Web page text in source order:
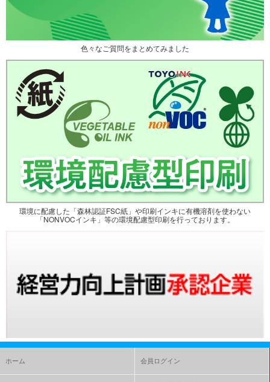
色々なご質問をまとめてみました
環境に配慮した「森林認証FSC紙」や印刷インキに有機溶剤を使わない
「NONVOCインキ」等の環境配慮型印刷を行っております。
ホーム 会員ログイン